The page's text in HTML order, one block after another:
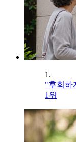
1.
"후회하
1위